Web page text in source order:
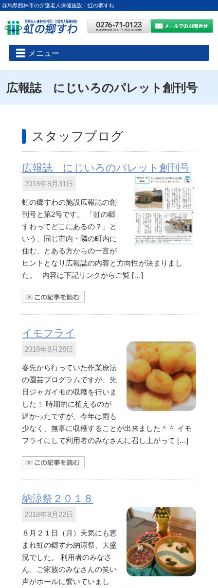
群馬県館林市の介護老人保健施設｜虹の郷すわ
メニュー
広報誌 にじいろのパレット創刊号
スタッフブログ
広報誌 にじいろのパレット創刊号
2018年8月31日
虹の郷すわの施設広報誌の創
刊号と第2号です。 「虹の郷
すわってどこにあるの？」と
いう、同じ市内・隣の町内に
住む、とある方からの一言が
ヒントとなり広報誌の内容と方向性が決まりまし
た。 内容は下記リンクからご覧 […]
イモフライ
2018年8月28日
春先から行っていた作業療法
の園芸プログラムですが、先
日ジャガイモの収穫を行いま
した！ 時期的に植えるのが
遅かったですが、今年は雨も
少なく、無事に収穫することが出来ました＾＾ イモ
フライにして利用者のみなさんに召し上がって […]
納涼祭２０１８
2018年8月22日
８月２１日（月）天気にも恵
まれ虹の郷すわ納涼祭、大盛
況でした。 利用者のみなさ
ん、ご家族のみなさんの笑い
声がホールに響いていまし